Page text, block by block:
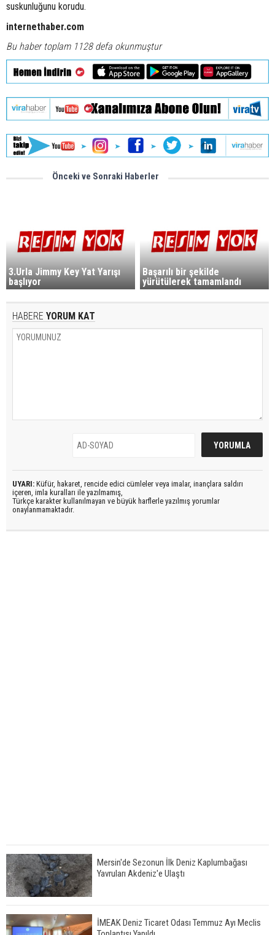
suskunluğunu korudu.
internethaber.com
Bu haber toplam 1128 defa okunmuştur
Önceki ve Sonraki Haberler
3.Urla Jimmy Key Yat Yarışı
başlıyor
Başarılı bir şekilde
yürütülerek tamamlandı
HABERE YORUM KAT
UYARI: Küfür, hakaret, rencide edici cümleler veya imalar, inançlara saldırı
içeren, imla kuralları ile yazılmamış,
Türkçe karakter kullanılmayan ve büyük harflerle yazılmış yorumlar
onaylanmamaktadır.
Mersin'de Sezonun İlk Deniz Kaplumbağası
Yavruları Akdeniz'e Ulaştı
İMEAK Deniz Ticaret Odası Temmuz Ayı Meclis